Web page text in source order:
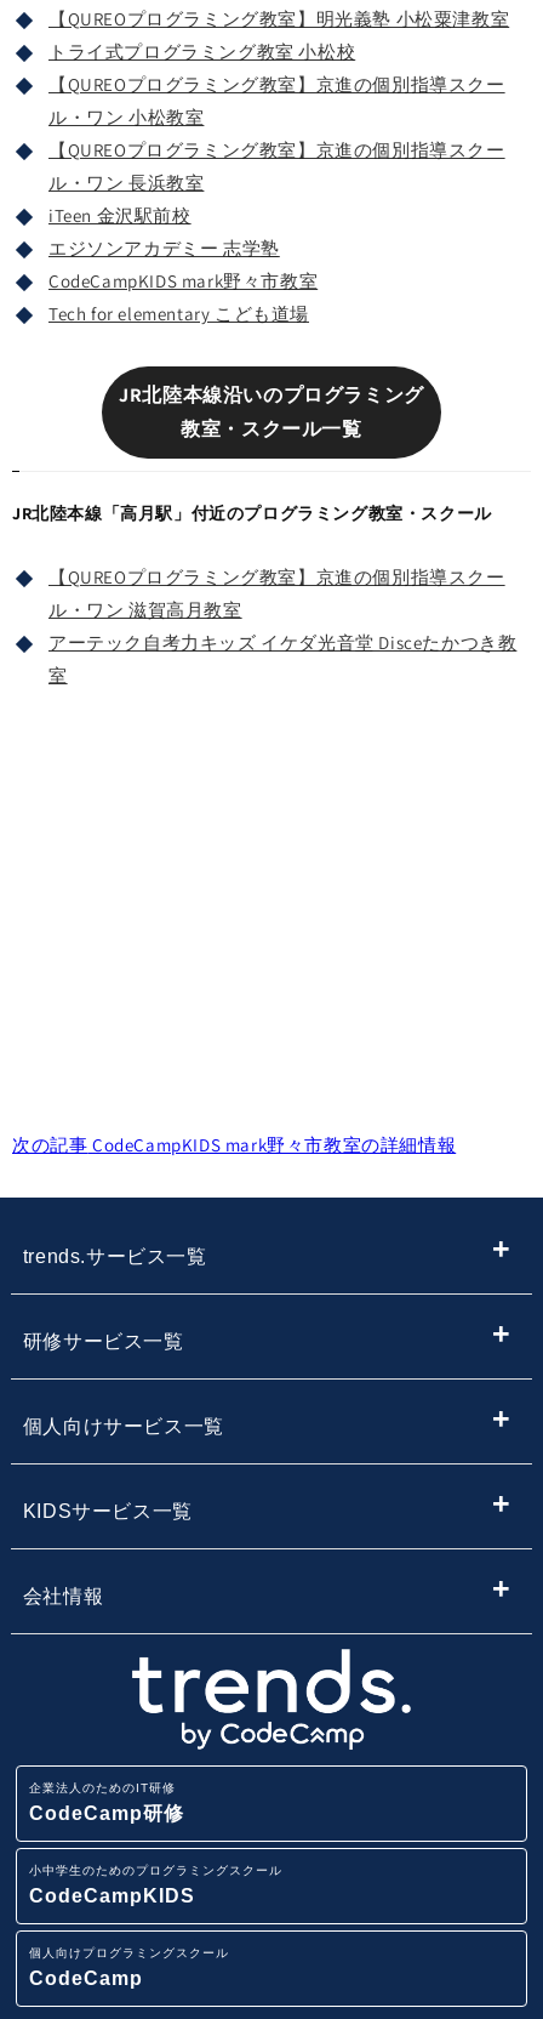
【QUREOプログラミング教室】明光義塾 小松粟津教室
トライ式プログラミング教室 小松校
【QUREOプログラミング教室】京進の個別指導スクー
ル・ワン 小松教室
【QUREOプログラミング教室】京進の個別指導スクー
ル・ワン 長浜教室
iTeen 金沢駅前校
エジソンアカデミー 志学塾
CodeCampKIDS mark野々市教室
Tech for elementary こども道場
JR北陸本線沿いのプログラミング
教室・スクール一覧
JR北陸本線「高月駅」付近のプログラミング教室・スクール
【QUREOプログラミング教室】京進の個別指導スクー
ル・ワン 滋賀高月教室
アーテック自考力キッズ イケダ光音堂 Disceたかつき教
室
次の記事 CodeCampKIDS mark野々市教室の詳細情報
trends.サービス一覧
子供向けプログラミング教室を探す
地域・エリア名から子供向けプログラミングスクールを
路線から子供向けプログラミングスクールを探す
駅から子供向けプログラミングスクールを探す
IT用語集
研修サービス一覧
【企業向け】DX社員研修 - 法人向け人材育成
業務改善・効率化研修
ITリテラシー研修
Pythonデータサイエンス研修
スマホアプリ(iOS/Android)開発研修
個人向けサービス一覧
エンジニア転職コース
KIDSサービス一覧
小学生・中学生のためのオンラインプログラミングスク
小学生・中学生向けFCプログラミング教室
小学生・中学生向けプログラミング教室
会社情報
講師募集
ニュースリリース
イベント一覧
企業法人のためのIT研修
CodeCamp研修
小中学生のためのプログラミングスクール
CodeCampKIDS
個人向けプログラミングスクール
CodeCamp